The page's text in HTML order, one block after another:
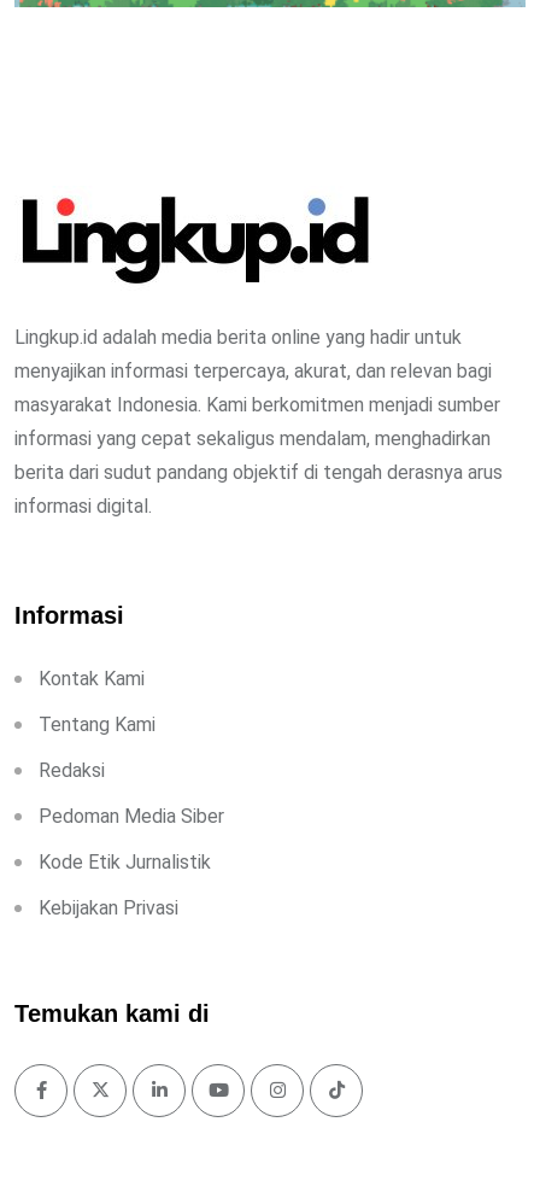
Lingkup.id adalah media berita online yang hadir untuk
menyajikan informasi terpercaya, akurat, dan relevan bagi
masyarakat Indonesia. Kami berkomitmen menjadi sumber
informasi yang cepat sekaligus mendalam, menghadirkan
berita dari sudut pandang objektif di tengah derasnya arus
informasi digital.
Informasi
Kontak Kami
Tentang Kami
Redaksi
Pedoman Media Siber
Kode Etik Jurnalistik
Kebijakan Privasi
Temukan kami di